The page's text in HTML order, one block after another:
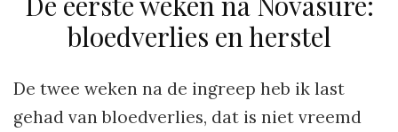
bloedverlies en herstel
De twee weken na de ingreep heb ik last
gehad van bloedverlies, dat is niet vreemd